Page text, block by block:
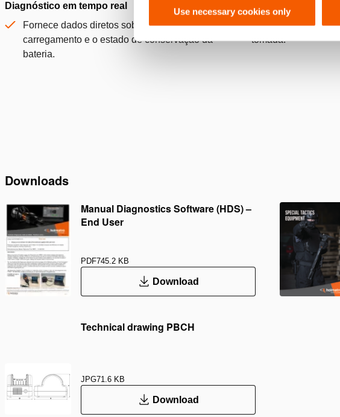
Use necessary cookies only
Diagnóstico em tempo real
Fornece dados diretos sobre o estado do
carregamento e o estado de conservação da
bateria.
Carregamento
Podem ligar-se três
tomada.
Downloads
Manual Diagnostics Software (HDS) –
End User
PDF745.2 KB
Download
Technical drawing PBCH
JPG71.6 KB
Download